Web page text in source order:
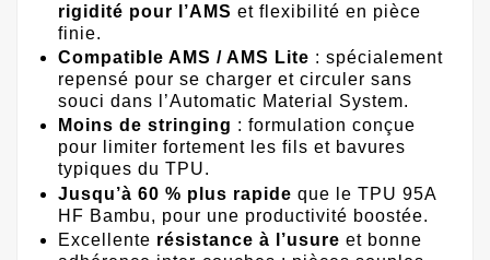
rigidité pour l’AMS et flexibilité en pièce
finie.
Compatible AMS / AMS Lite : spécialement
repensé pour se charger et circuler sans
souci dans l’Automatic Material System.
Moins de stringing : formulation conçue
pour limiter fortement les fils et bavures
typiques du TPU.
Jusqu’à 60 % plus rapide que le TPU 95A
HF Bambu, pour une productivité boostée.
Excellente résistance à l’usure et bonne